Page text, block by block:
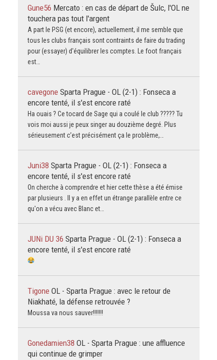
Gune56 Mercato : en cas de départ de Šulc, l'OL ne
touchera pas tout l'argent
A part le PSG (et encore), actuellement, il me semble que
tous les clubs français sont contraints de faire du trading
pour (essayer) d'équilibrer les comptes. Le foot français
est…
cavegone Sparta Prague - OL (2-1) : Fonseca a
encore tenté, il s'est encore raté
Ha ouais ? Ce tocard de Sage qui a coulé le club ????? Tu
vois moi aussi je peux singer au douzième degré. Plus
sérieusement c’est précisément ça le problème,…
Juni38 Sparta Prague - OL (2-1) : Fonseca a
encore tenté, il s'est encore raté
On cherche à comprendre et hier cette thèse a été émise
par plusieurs . Il y a en effet un étrange parallèle entre ce
qu'on a vécu avec Blanc et…
JUNi DU 36 Sparta Prague - OL (2-1) : Fonseca a
encore tenté, il s'est encore raté
Tigone OL - Sparta Prague : avec le retour de
Niakhaté, la défense retrouvée ?
Moussa va nous sauver!!!!!!!
Gonedamien38 OL - Sparta Prague : une affluence
qui continue de grimper